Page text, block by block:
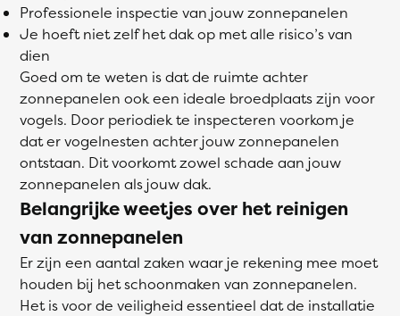
Professionele inspectie van jouw zonnepanelen
Je hoeft niet zelf het dak op met alle risico’s van
dien
Goed om te weten is dat de ruimte achter
zonnepanelen ook een ideale broedplaats zijn voor
vogels. Door periodiek te inspecteren voorkom je
dat er vogelnesten achter jouw zonnepanelen
ontstaan. Dit voorkomt zowel schade aan jouw
zonnepanelen als jouw dak.
Belangrijke weetjes over het reinigen
van zonnepanelen
Er zijn een aantal zaken waar je rekening mee moet
houden bij het schoonmaken van zonnepanelen.
Het is voor de veiligheid essentieel dat de installatie